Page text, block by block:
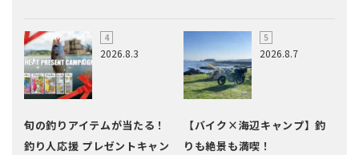
2026.8.3
旬の釣りアイテムが当たる！
釣り人応援 プレゼントキャン
2026.8.7
【バイク×海辺キャンプ】釣
りも絶景も満喫！